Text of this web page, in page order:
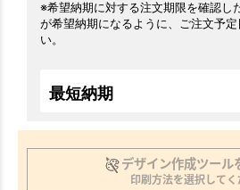
※希望納期に対する注文期限を確認し
が希望納期になるように、ご注文予
い。
最短納期
デザイン作成ツール
印刷方法を選択してく